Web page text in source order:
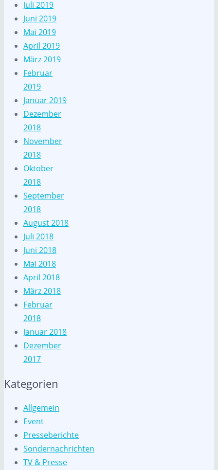
Juli 2019
Juni 2019
Mai 2019
April 2019
März 2019
Februar
2019
Januar 2019
Dezember
2018
November
2018
Oktober
2018
September
2018
August 2018
Juli 2018
Juni 2018
Mai 2018
April 2018
März 2018
Februar
2018
Januar 2018
Dezember
2017
Kategorien
Allgemein
Event
Presseberichte
Sondernachrichten
TV & Presse